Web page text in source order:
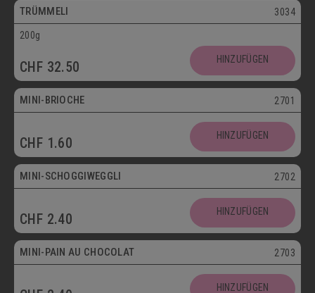
TRÜMMELI 3034
200g
CHF 32.50 HINZUFÜGEN
Vegetarisch
MINI-BRIOCHE 2701
CHF 1.60 HINZUFÜGEN
Vegetarisch
MINI-SCHOGGIWEGGLI 2702
CHF 2.40 HINZUFÜGEN
Vegetarisch
MINI-PAIN AU CHOCOLAT 2703
HINZUFÜGEN